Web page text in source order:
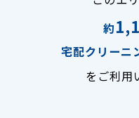
約
宅配クリーニ
をご利用